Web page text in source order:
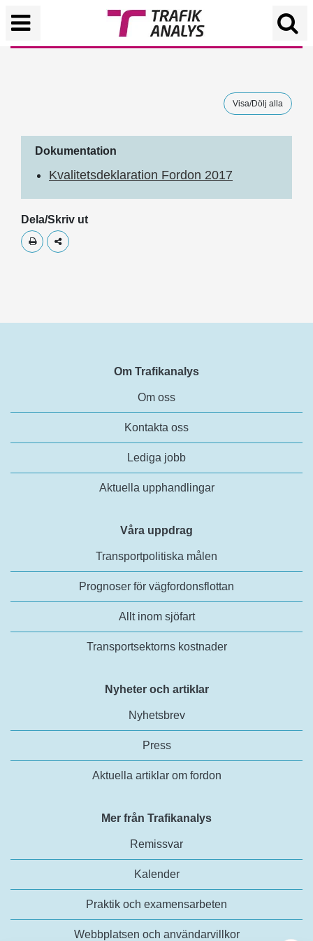
Visa/Dölj alla
Dokumentation
Kvalitetsdeklaration Fordon 2017
Dela/Skriv ut
Skriv utDela
Om Trafikanalys
Om oss
Kontakta oss
Lediga jobb
Aktuella upphandlingar
Våra uppdrag
Transportpolitiska målen
Prognoser för vägfordonsflottan
Allt inom sjöfart
Transportsektorns kostnader
Nyheter och artiklar
Nyhetsbrev
Press
Aktuella artiklar om fordon
Mer från Trafikanalys
Remissvar
Kalender
Praktik och examensarbeten
Webbplatsen och användarvillkor